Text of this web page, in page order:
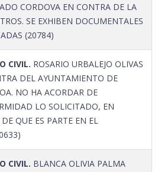
CORDOVA EN CONTRA DE LA
SE EXHIBEN DOCUMENTALES
(20784)
CIVIL. ROSARIO URBALEJO OLIVAS
DEL AYUNTAMIENTO DE
NO HA ACORDAR DE
LO SOLICITADO, EN
QUE ES PARTE EN EL
CIVIL. BLANCA OLIVIA PALMA